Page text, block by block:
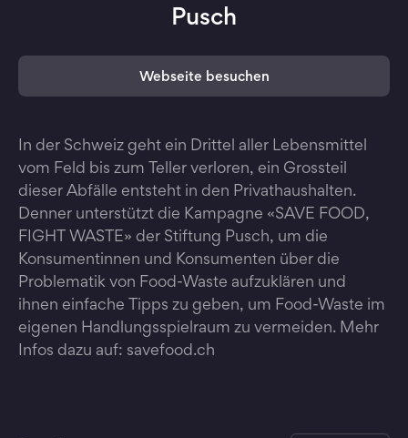
Pusch
Webseite besuchen
In der Schweiz geht ein Drittel aller Lebensmittel
vom Feld bis zum Teller verloren, ein Grossteil
dieser Abfälle entsteht in den Privathaushalten.
Denner unterstützt die Kampagne «SAVE FOOD,
FIGHT WASTE» der Stiftung Pusch, um die
Konsumentinnen und Konsumenten über die
Problematik von Food-Waste aufzuklären und
ihnen einfache Tipps zu geben, um Food-Waste im
eigenen Handlungsspielraum zu vermeiden. Mehr
Infos dazu auf: savefood.ch